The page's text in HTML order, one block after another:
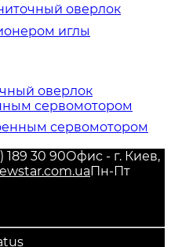
оверлок
сервомотором
189 30 90Офис - г. Киев,
Пн-Пт